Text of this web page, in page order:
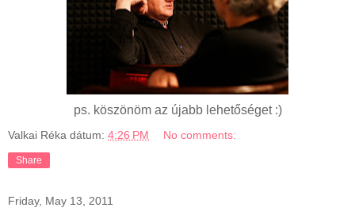
ps. köszönöm az újabb lehetőséget :)
Valkai Réka dátum: 4:26 PM No comments:
Share
Friday, May 13, 2011